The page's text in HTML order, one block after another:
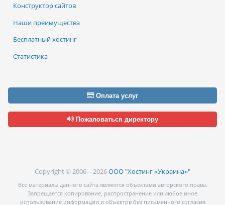
Конструктор сайтов
Наши преимущества
Бесплатный хостинг
Статистика
Оплата услуг
Пожаловаться директору
Copyright © 2006—2026ООО "Хостинг «Украина»"
Все материалы данного сайта являются объектами авторского права.
Запрещается копирование, распространение или любое иное
использование информации и объектов без письменного согласия